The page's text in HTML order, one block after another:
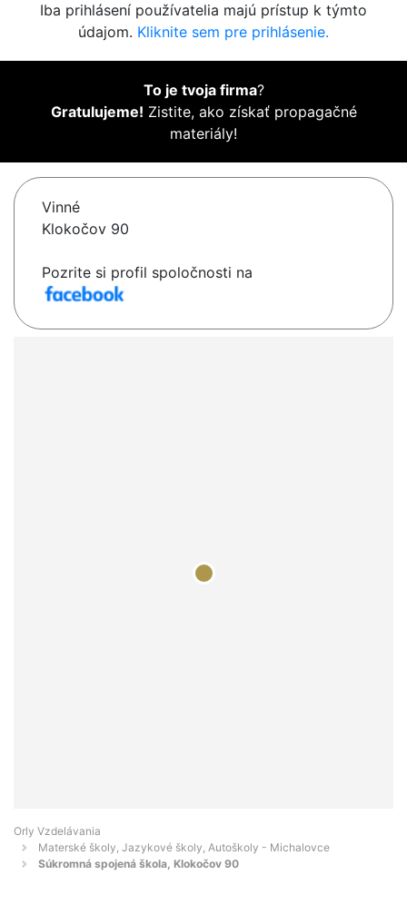
Iba prihlásení používatelia majú prístup k týmto
údajom. Kliknite sem pre prihlásenie.
To je tvoja firma?
Gratulujeme! Zistite, ako získať propagačné
materiály!
Vinné
Klokočov 90
Pozrite si profil spoločnosti na
Orly Vzdelávania
Materské školy, Jazykové školy, Autoškoly - Michalovce
Súkromná spojená škola, Klokočov 90